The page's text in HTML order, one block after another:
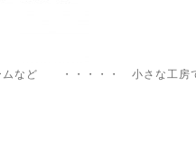
ムなど ・・・・・ 小さな工房